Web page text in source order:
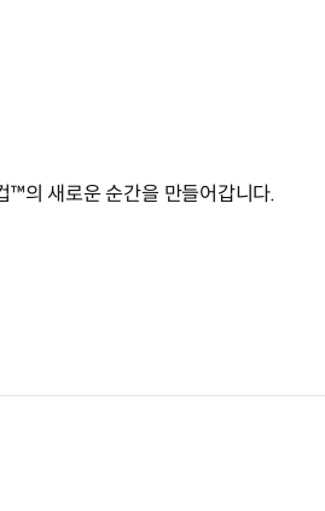
의 새로운 순간을 만들어갑니다.